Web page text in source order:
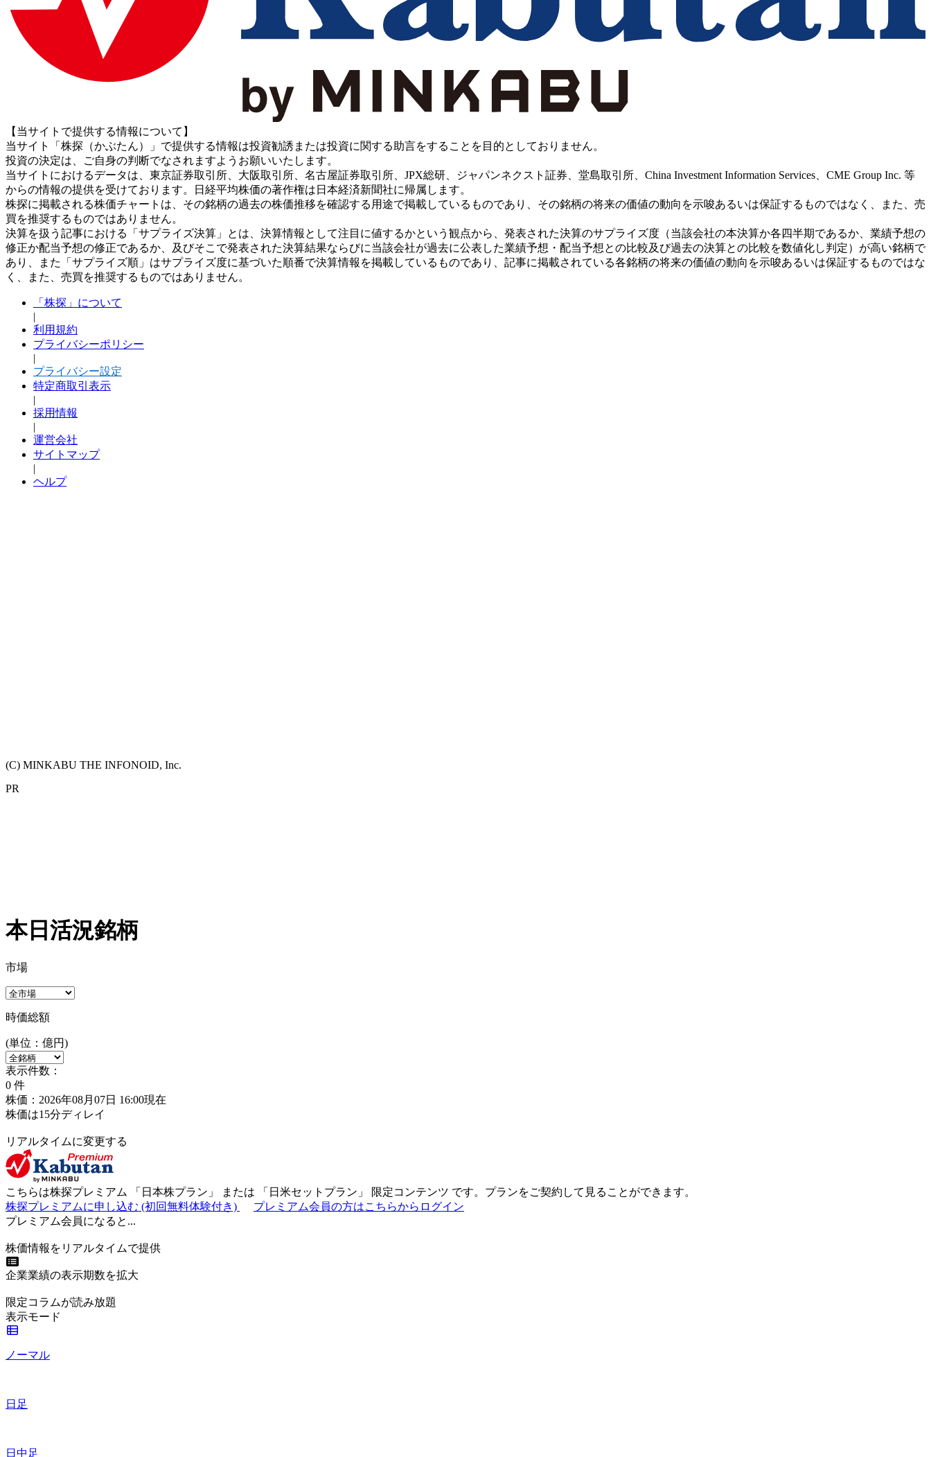
【当サイトで提供する情報について】
当サイト「株探（かぶたん）」で提供する情報は投資勧誘または投資に関する助言をすることを目的としておりません。
投資の決定は、ご自身の判断でなされますようお願いいたします。
当サイトにおけるデータは、東京証券取引所、大阪取引所、名古屋証券取引所、JPX総研、ジャパンネクスト証券、堂島取引所、China Investment Information Services、CME Group Inc. 等
からの情報の提供を受けております。日経平均株価の著作権は日本経済新聞社に帰属します。
株探に掲載される株価チャートは、その銘柄の過去の株価推移を確認する用途で掲載しているものであり、その銘柄の将来の価値の動向を示唆あるいは保証するものではなく、また、売
買を推奨するものではありません。
決算を扱う記事における「サプライズ決算」とは、決算情報として注目に値するかという観点から、発表された決算のサプライズ度（当該会社の本決算か各四半期であるか、業績予想の
修正か配当予想の修正であるか、及びそこで発表された決算結果ならびに当該会社が過去に公表した業績予想・配当予想との比較及び過去の決算との比較を数値化し判定）が高い銘柄で
あり、また「サプライズ順」はサプライズ度に基づいた順番で決算情報を掲載しているものであり、記事に掲載されている各銘柄の将来の価値の動向を示唆あるいは保証するものではな
く、また、売買を推奨するものではありません。
「株探」について
|
利用規約
プライバシーポリシー
|
プライバシー設定
特定商取引表示
|
採用情報
|
運営会社
サイトマップ
|
ヘルプ
(C) MINKABU THE INFONOID, Inc.
PR
本日活況銘柄
市場
時価総額
(単位：億円)
表示件数：
0 件
株価：2026年08月07日 16:00現在
株価は15分ディレイ
リアルタイムに変更する
こちらは株探プレミアム 「 日本株プラン 」 または 「 日米セットプラン 」 限定コンテンツ です。プランをご契約して見ることができます。
株探プレミアムに申し込む (初回無料体験付き)
プレミアム会員の方はこちらからログイン
プレミアム会員になると...
株価情報をリアルタイムで提供
企業業績の表示期数を拡大
限定コラムが読み放題
表示モード
ノーマル
日足
日中足